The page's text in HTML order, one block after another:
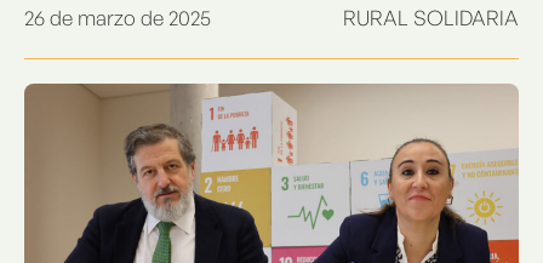
26 de marzo de 2025 RURAL SOLIDARIA